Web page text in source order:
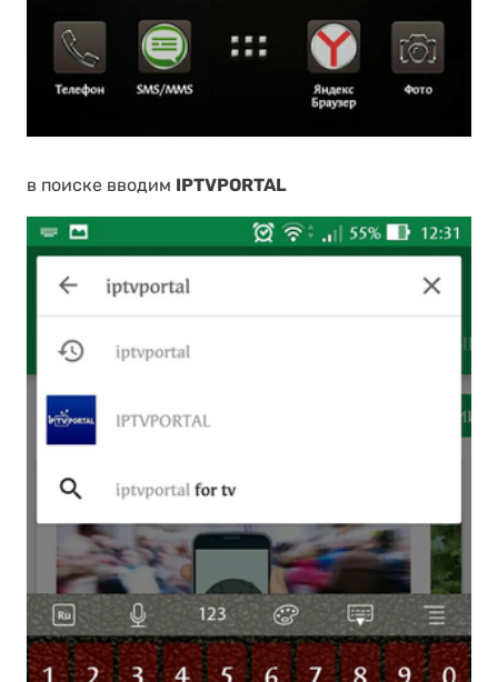
в поиске вводим IPTVPORTAL